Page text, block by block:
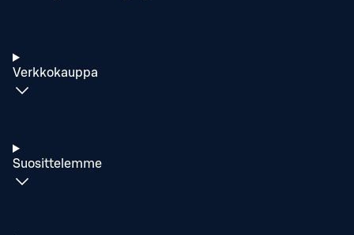
Verkkokauppa
Suosittelemme